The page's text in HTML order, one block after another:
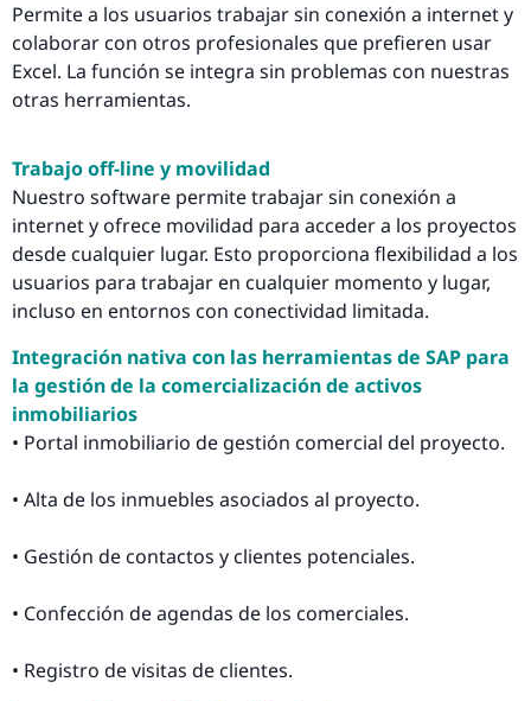
Permite a los usuarios trabajar sin conexión a internet y
colaborar con otros profesionales que prefieren usar
Excel. La función se integra sin problemas con nuestras
otras herramientas.
Trabajo off-line y movilidad
Nuestro software permite trabajar sin conexión a
internet y ofrece movilidad para acceder a los proyectos
desde cualquier lugar. Esto proporciona flexibilidad a los
usuarios para trabajar en cualquier momento y lugar,
incluso en entornos con conectividad limitada.
Integración nativa con las herramientas de SAP para
la gestión de la comercialización de activos
inmobiliarios
• Portal inmobiliario de gestión comercial del proyecto.
• Alta de los inmuebles asociados al proyecto.
• Gestión de contactos y clientes potenciales.
• Confección de agendas de los comerciales.
• Registro de visitas de clientes.